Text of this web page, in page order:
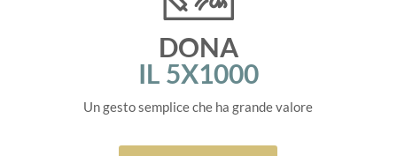
DONA
IL 5X1000
Un gesto semplice che ha grande valore